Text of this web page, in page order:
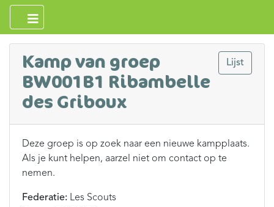
Lijst
Kamp van groep
BW001B1 Ribambelle
des Griboux
Deze groep is op zoek naar een nieuwe kampplaats.
Als je kunt helpen, aarzel niet om contact op te
nemen.
Federatie: Les Scouts